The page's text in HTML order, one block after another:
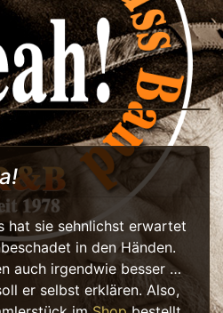
hat sie sehnlichst erwartet
in den Händen.
auch irgendwie besser …
er selbst erklären. Also,